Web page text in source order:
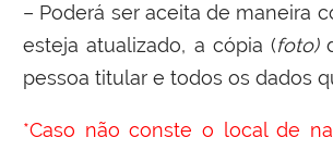
– Poderá ser aceita de maneira
esteja atualizado, a cópia (foto)
pessoa titular e todos os dados
*Caso não conste o local de